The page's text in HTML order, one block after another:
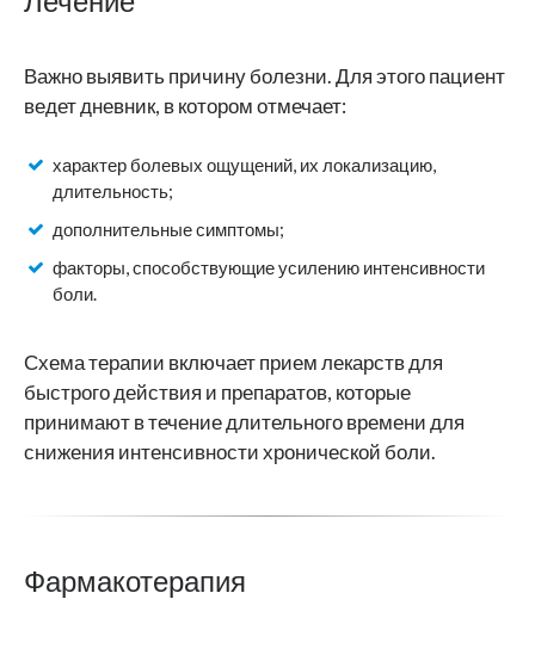
Важно выявить причину болезни. Для этого пациент
ведет дневник, в котором отмечает:
характер болевых ощущений, их локализацию,
длительность;
дополнительные симптомы;
факторы, способствующие усилению интенсивности
боли.
Схема терапии включает прием лекарств для
быстрого действия и препаратов, которые
принимают в течение длительного времени для
снижения интенсивности хронической боли.
Фармакотерапия